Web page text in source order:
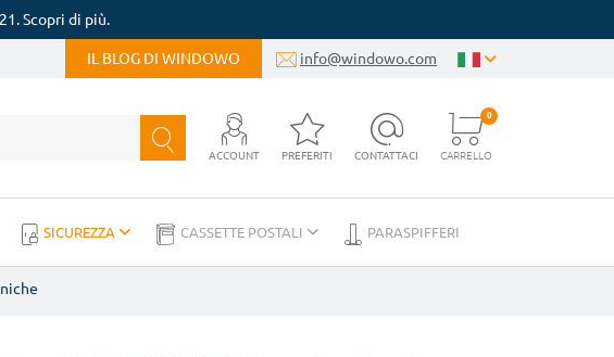
Scopri di più.
IL BLOG DI WINDOWO info@windowo.com
ACCOUNT PREFERITI CONTATTACI CARRELLO
0
SICUREZZA CASSETTE POSTALI PARASPIFFERI